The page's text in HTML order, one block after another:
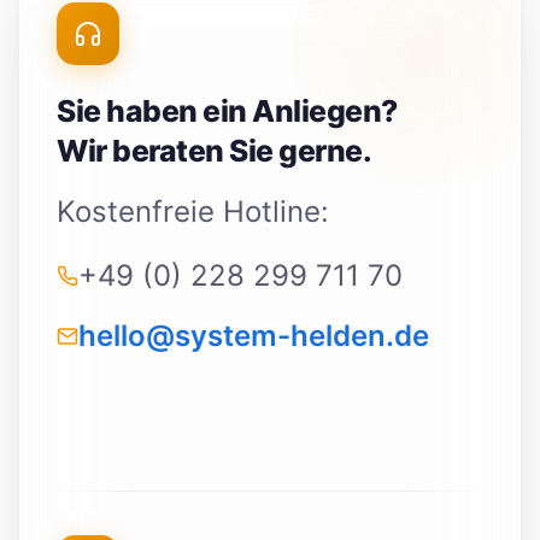
Sie haben ein Anliegen?
Wir beraten Sie gerne.
Kostenfreie Hotline:
+49 (0) 228 299 711 70
hello@system-helden.de